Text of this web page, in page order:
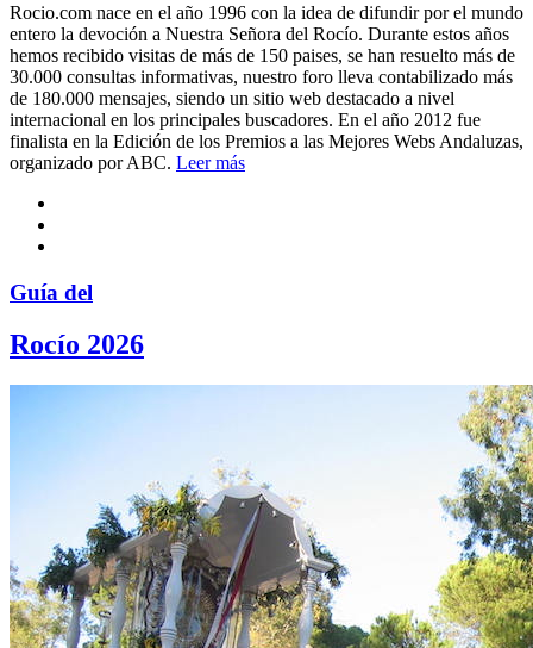
Rocio.com nace en el año 1996 con la idea de difundir por el mundo
entero la devoción a Nuestra Señora del Rocío. Durante estos años
hemos recibido visitas de más de 150 paises, se han resuelto más de
30.000 consultas informativas, nuestro foro lleva contabilizado más
de 180.000 mensajes, siendo un sitio web destacado a nivel
internacional en los principales buscadores. En el año 2012 fue
finalista en la Edición de los Premios a las Mejores Webs Andaluzas,
organizado por ABC. Leer más
Guía del
Rocío 2026